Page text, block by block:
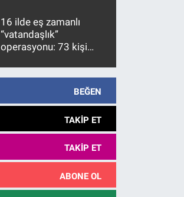
10 yıl sonra yakalandı
16 ilde eş zamanlı
“vatandaşlık”
operasyonu: 73 kişi
BEĞEN
TAKIP ET
TAKIP ET
ABONE OL